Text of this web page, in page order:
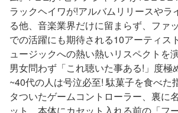
ラックヘイワが!アルバムリリースやラ
る他、音楽業界だけに留まらず、ファ
での活躍にも期待される10アーティス
ュージックへの熱い熱いリスペクトを
男女問わず「これ聴いた事ある!」度極
~40代の人は号泣必至! 駄菓子を食べた
タついたゲームコントローラー、裏に